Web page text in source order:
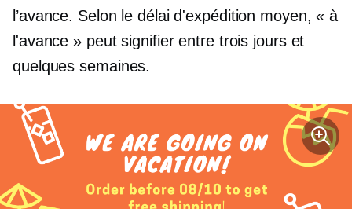
l’avance. Selon le délai d'expédition moyen, « à
l'avance » peut signifier entre trois jours et
quelques semaines.